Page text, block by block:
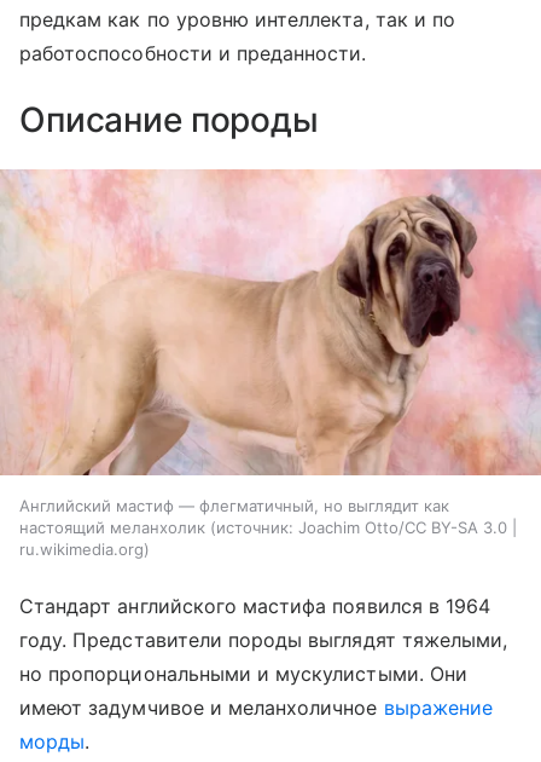
предкам как по уровню интеллекта, так и по
работоспособности и преданности.
Описание породы
Английский мастиф — флегматичный, но выглядит как
настоящий меланхолик
источник: Joachim Otto/CC BY-SA 3.0 |
ru.wikimedia.org
Стандарт английского мастифа появился в 1964
году. Представители породы выглядят тяжелыми,
но пропорциональными и мускулистыми. Они
имеют задумчивое и меланхоличное выражение
морды.